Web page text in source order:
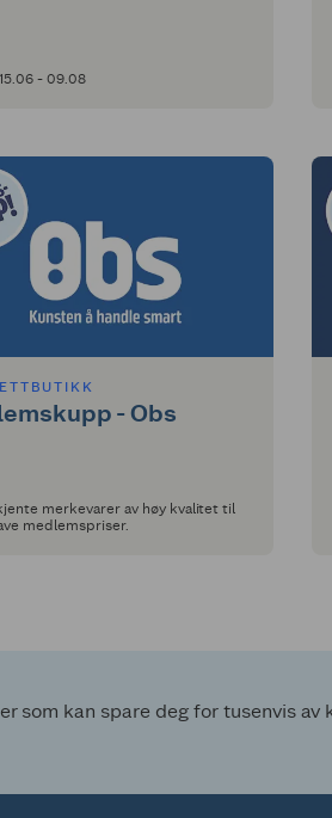
- 09.08
- Obs
merkevarer av høy kvalitet til
medlemspriser.
som kan spare deg for tusenvis av